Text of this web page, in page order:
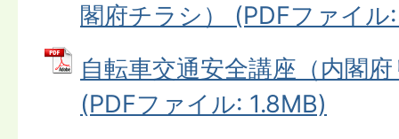
閣府チラシ） (PDFファイ
自転車交通安全講座（内閣
(PDFファイル: 1.8MB)